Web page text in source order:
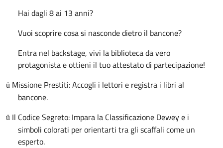
Hai dagli 8 ai 13 anni?
Vuoi scoprire cosa si nasconde dietro il bancone?
Entra nel backstage, vivi la biblioteca da vero
protagonista e ottieni il tuo attestato di partecipazione!
ü Missione Prestiti: Accogli i lettori e registra i libri al
bancone.
ü Il Codice Segreto: Impara la Classificazione Dewey e i
simboli colorati per orientarti tra gli scaffali come un
esperto.